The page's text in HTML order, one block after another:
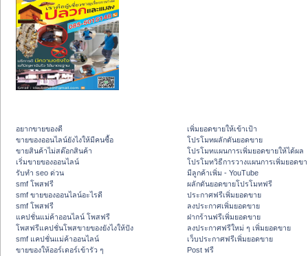
อยากขายของดี
ขายของออนไลน์ยังไงให้มีคนซื้อ
ขายสินค้าไม่สต๊อกสินค้า
เริ่มขายของออนไลน์
รับทำ seo ด่วน
smf โพสฟรี
smf ขายของออนไลน์อะไรดี
smf โพสฟรี
แคปชั่นแม่ค้าออนไลน์ โพสฟรี
โพสฟรีแคปชั่นโพสขายของยังไงให้ปัง
smf แคปชั่นแม่ค้าออนไลน์
ขายของให้ออร์เดอร์เข้ารัว ๆ
เพิ่มยอดขายให้เข้าเป้า
โปรโมทผลักดันยอดขาย
โปรโมทแผนการเพิ่มยอดขายให้ได้ผล
โปรโมทวิธีการวางแผนการเพิ่มยอดข
มีลูกค้าเพิ่ม - YouTube
ผลักดันยอดขายโปรโมทฟรี
ประกาศฟรีเพิ่มยอดขาย
ลงประกาศเพิ่มยอดขาย
ฝากร้านฟรีเพิ่มยอดขาย
ลงประกาศฟรีใหม่ ๆ เพิ่มยอดขาย
เว็บประกาศฟรีเพิ่มยอดขาย
Post ฟรี